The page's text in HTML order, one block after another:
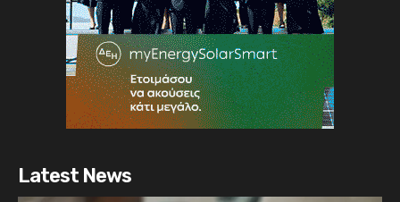
Latest News